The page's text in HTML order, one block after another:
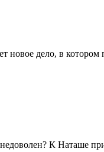
дело, в
К Наташе